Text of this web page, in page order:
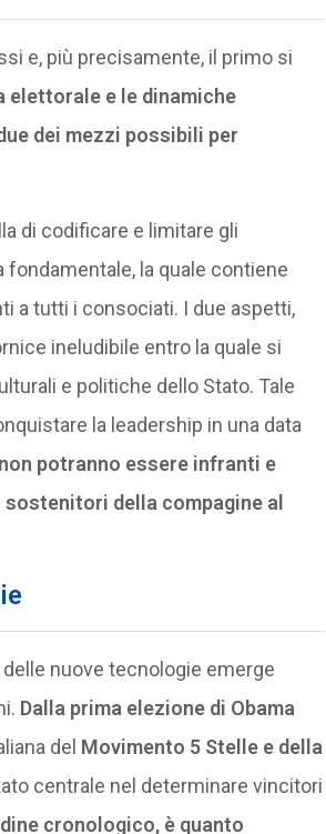
e, più precisamente, il primo si
elettorale e le dinamiche
dei mezzi possibili per
di codificare e limitare gli
la quale contiene
a tutti i consociati. I due aspetti,
ineludibile entro la quale si
e politiche dello Stato. Tale
la leadership in una data
potranno essere infranti e
della compagine al
nuove tecnologie emerge
Dalla prima elezione di Obama
del Movimento 5 Stelle e della
centrale nel determinare vincitori
cronologico, è quanto